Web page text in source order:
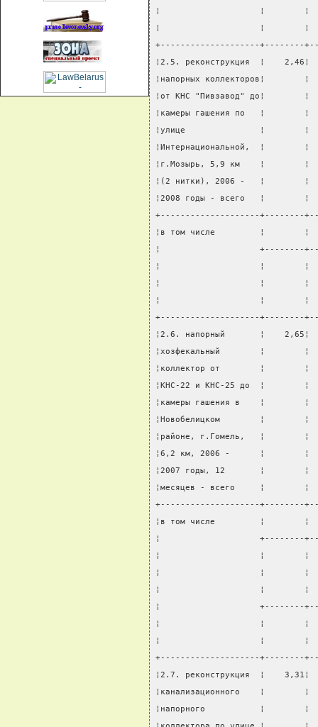
¦                    ¦        ¦
¦                    ¦        ¦
+--------------------+--------
¦2.5. реконструкция  ¦
¦напорных коллекторов¦
¦от КНС "Пивзавод" до¦
¦камеры гашения по   ¦
¦улице               ¦
¦Интернациональной,
¦г.Мозырь, 5,9 км    ¦
¦(2 нитки), 2006 -   ¦
¦2008 годы - всего   ¦
+--------------------+--------
¦в том числе         ¦        ¦
¦                    +--------
¦                    ¦        ¦
¦                    ¦        ¦
¦                    ¦        ¦
+--------------------+--------
¦2.6. напорный       ¦
¦хозфекальный        ¦
¦коллектор от        ¦
¦КНС-22 и КНС-25 до  ¦
¦камеры гашения в    ¦
¦Новобелицком        ¦
¦районе, г.Гомель,   ¦
¦6,2 км, 2006 -      ¦
¦2007 годы, 12       ¦
¦месяцев - всего     ¦
+--------------------+--------
¦в том числе         ¦        ¦
¦                    +--------
¦                    ¦        ¦
¦                    ¦        ¦
¦                    ¦        ¦
¦                    +--------
¦                    ¦        ¦
¦                    ¦        ¦
+--------------------+--------
¦2.7. реконструкция  ¦
¦канализационного    ¦
¦напорного           ¦